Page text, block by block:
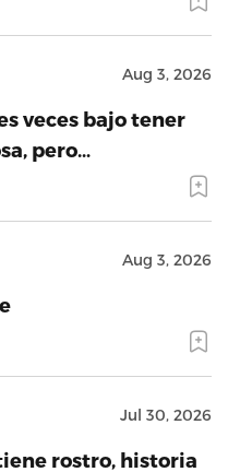
Aug 3, 2026
veces bajo tener
pero…
Aug 3, 2026
Jul 30, 2026
rostro, historia